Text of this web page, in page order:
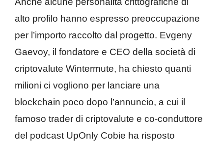
alto profilo hanno espresso preoccupazione
per l’importo raccolto dal progetto. Evgeny
Gaevoy, il fondatore e CEO della società di
criptovalute Wintermute, ha chiesto quanti
milioni ci vogliono per lanciare una
blockchain poco dopo l’annuncio, a cui il
famoso trader di criptovalute e co-conduttore
del podcast UpOnly Cobie ha risposto